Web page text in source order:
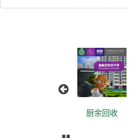
厨余回收